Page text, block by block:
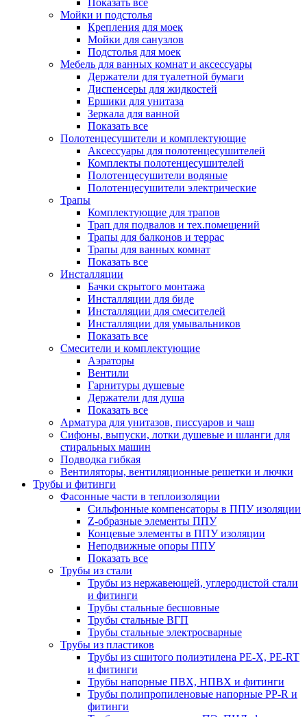
Показать все
Мойки и подстолья
Крепления для моек
Мойки для санузлов
Подстолья для моек
Мебель для ванных комнат и аксессуары
Держатели для туалетной бумаги
Диспенсеры для жидкостей
Ершики для унитаза
Зеркала для ванной
Показать все
Полотенцесушители и комплектующие
Аксессуары для полотенцесушителей
Комплекты полотенцесушителей
Полотенцесушители водяные
Полотенцесушители электрические
Трапы
Комплектующие для трапов
Трап для подвалов и тех.помещений
Трапы для балконов и террас
Трапы для ванных комнат
Показать все
Инсталляции
Бачки скрытого монтажа
Инсталляции для биде
Инсталляции для смесителей
Инсталляции для умывальников
Показать все
Смесители и комплектующие
Аэраторы
Вентили
Гарнитуры душевые
Держатели для душа
Показать все
Арматура для унитазов, писсуаров и чаш
Сифоны, выпуски, лотки душевые и шланги для
стиральных машин
Подводка гибкая
Вентиляторы, вентиляционные решетки и лючки
Трубы и фитинги
Фасонные части в теплоизоляции
Cильфонные компенсаторы в ППУ изоляции
Z-образные элементы ППУ
Концевые элементы в ППУ изоляции
Неподвижные опоры ППУ
Показать все
Трубы из стали
Трубы из нержавеющей, углеродистой стали
и фитинги
Трубы стальные бесшовные
Трубы стальные ВГП
Трубы стальные электросварные
Трубы из пластиков
Трубы из сшитого полиэтилена PE-X, PE-RT
и фитинги
Трубы напорные ПВХ, НПВХ и фитинги
Трубы полипропиленовые напорные PP-R и
фитинги